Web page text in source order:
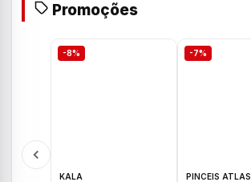
Promoções
-8%
KALA
-7%
PINCEIS ATLAS